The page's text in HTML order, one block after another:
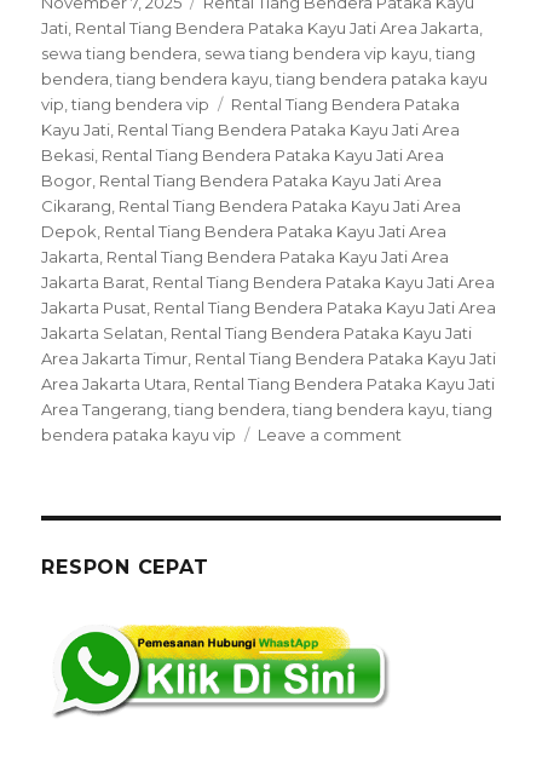
on
Jati Rental Tiang Bendera Pataka Kayu Jati Area Jakarta
sewa tiang bendera sewa tiang bendera vip kayu ,tiang
bendera ,tiang bendera kayu ,tiang bendera pataka kayu
vip ,tiang bendera vip Tags
Rental Tiang Bendera Pataka
Kayu Jati Rental Tiang Bendera Pataka Kayu Jati Area
Bekasi Rental Tiang Bendera Pataka Kayu Jati Area
Bogor Rental Tiang Bendera Pataka Kayu Jati Area
Cikarang Rental Tiang Bendera Pataka Kayu Jati Area
Depok Rental Tiang Bendera Pataka Kayu Jati Area
Jakarta Rental Tiang Bendera Pataka Kayu Jati Area
Jakarta Barat Rental Tiang Bendera Pataka Kayu Jati Area
Jakarta Pusat Rental Tiang Bendera Pataka Kayu Jati Area
Jakarta Selatan Rental Tiang Bendera Pataka Kayu Jati
Area Jakarta Timur Rental Tiang Bendera Pataka Kayu Jati
Area Jakarta Utara Rental Tiang Bendera Pataka Kayu Jati
Area Tangerang ,tiang bendera ,tiang bendera kayu ,tiang
bendera pataka kayu vip
Leave a comment
RESPON CEPAT